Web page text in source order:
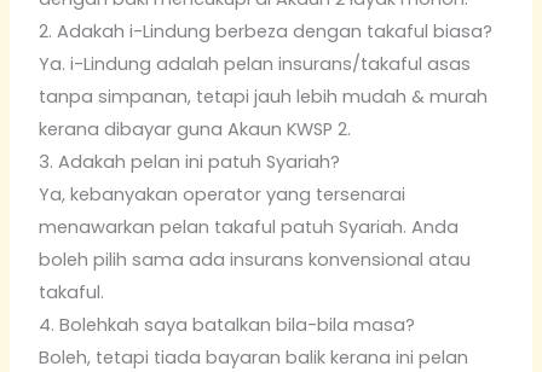
2. Adakah i-Lindung berbeza dengan takaful biasa?
Ya. i-Lindung adalah pelan insurans/takaful asas
tanpa simpanan, tetapi jauh lebih mudah & murah
kerana dibayar guna Akaun KWSP 2.
3. Adakah pelan ini patuh Syariah?
Ya, kebanyakan operator yang tersenarai
menawarkan pelan takaful patuh Syariah. Anda
boleh pilih sama ada insurans konvensional atau
takaful.
4. Bolehkah saya batalkan bila-bila masa?
Boleh, tetapi tiada bayaran balik kerana ini pelan